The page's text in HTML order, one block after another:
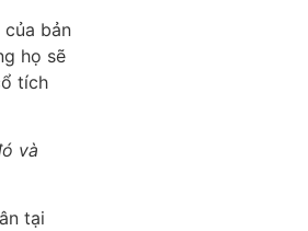
của bản
họ sẽ
tích
và
tại